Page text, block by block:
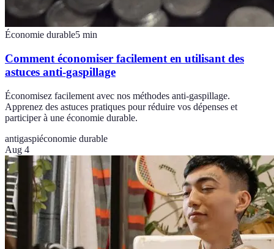
Économie durable5 min
Comment économiser facilement en utilisant des
astuces anti-gaspillage
Économisez facilement avec nos méthodes anti-gaspillage.
Apprenez des astuces pratiques pour réduire vos dépenses et
participer à une économie durable.
antigaspiéconomie durable
Aug 4